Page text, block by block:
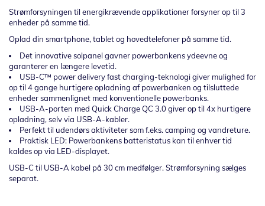
Strømforsyningen til energikrævende applikationer forsyner op til 3
enheder på samme tid.
Oplad din smartphone, tablet og hovedtelefoner på samme tid.
Det innovative solpanel gavner powerbankens ydeevne og
garanterer en længere levetid.
USB-C™ power delivery fast charging-teknologi giver mulighed for
op til 4 gange hurtigere opladning af powerbanken og tilsluttede
enheder sammenlignet med konventionelle powerbanks.
USB-A-porten med Quick Charge QC 3.0 giver op til 4x hurtigere
opladning, selv via USB-A-kabler.
Perfekt til udendørs aktiviteter som f.eks. camping og vandreture.
Praktisk LED: Powerbankens batteristatus kan til enhver tid
kaldes op via LED-displayet.
USB-C til USB-A kabel på 30 cm medfølger. Strømforsyning sælges
separat.